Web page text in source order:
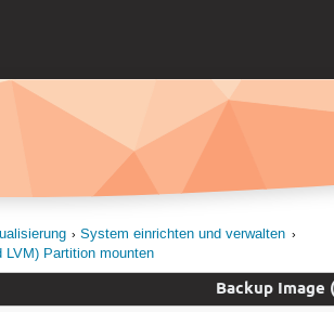
System einrichten und verwalten
Partition mounten
Backup